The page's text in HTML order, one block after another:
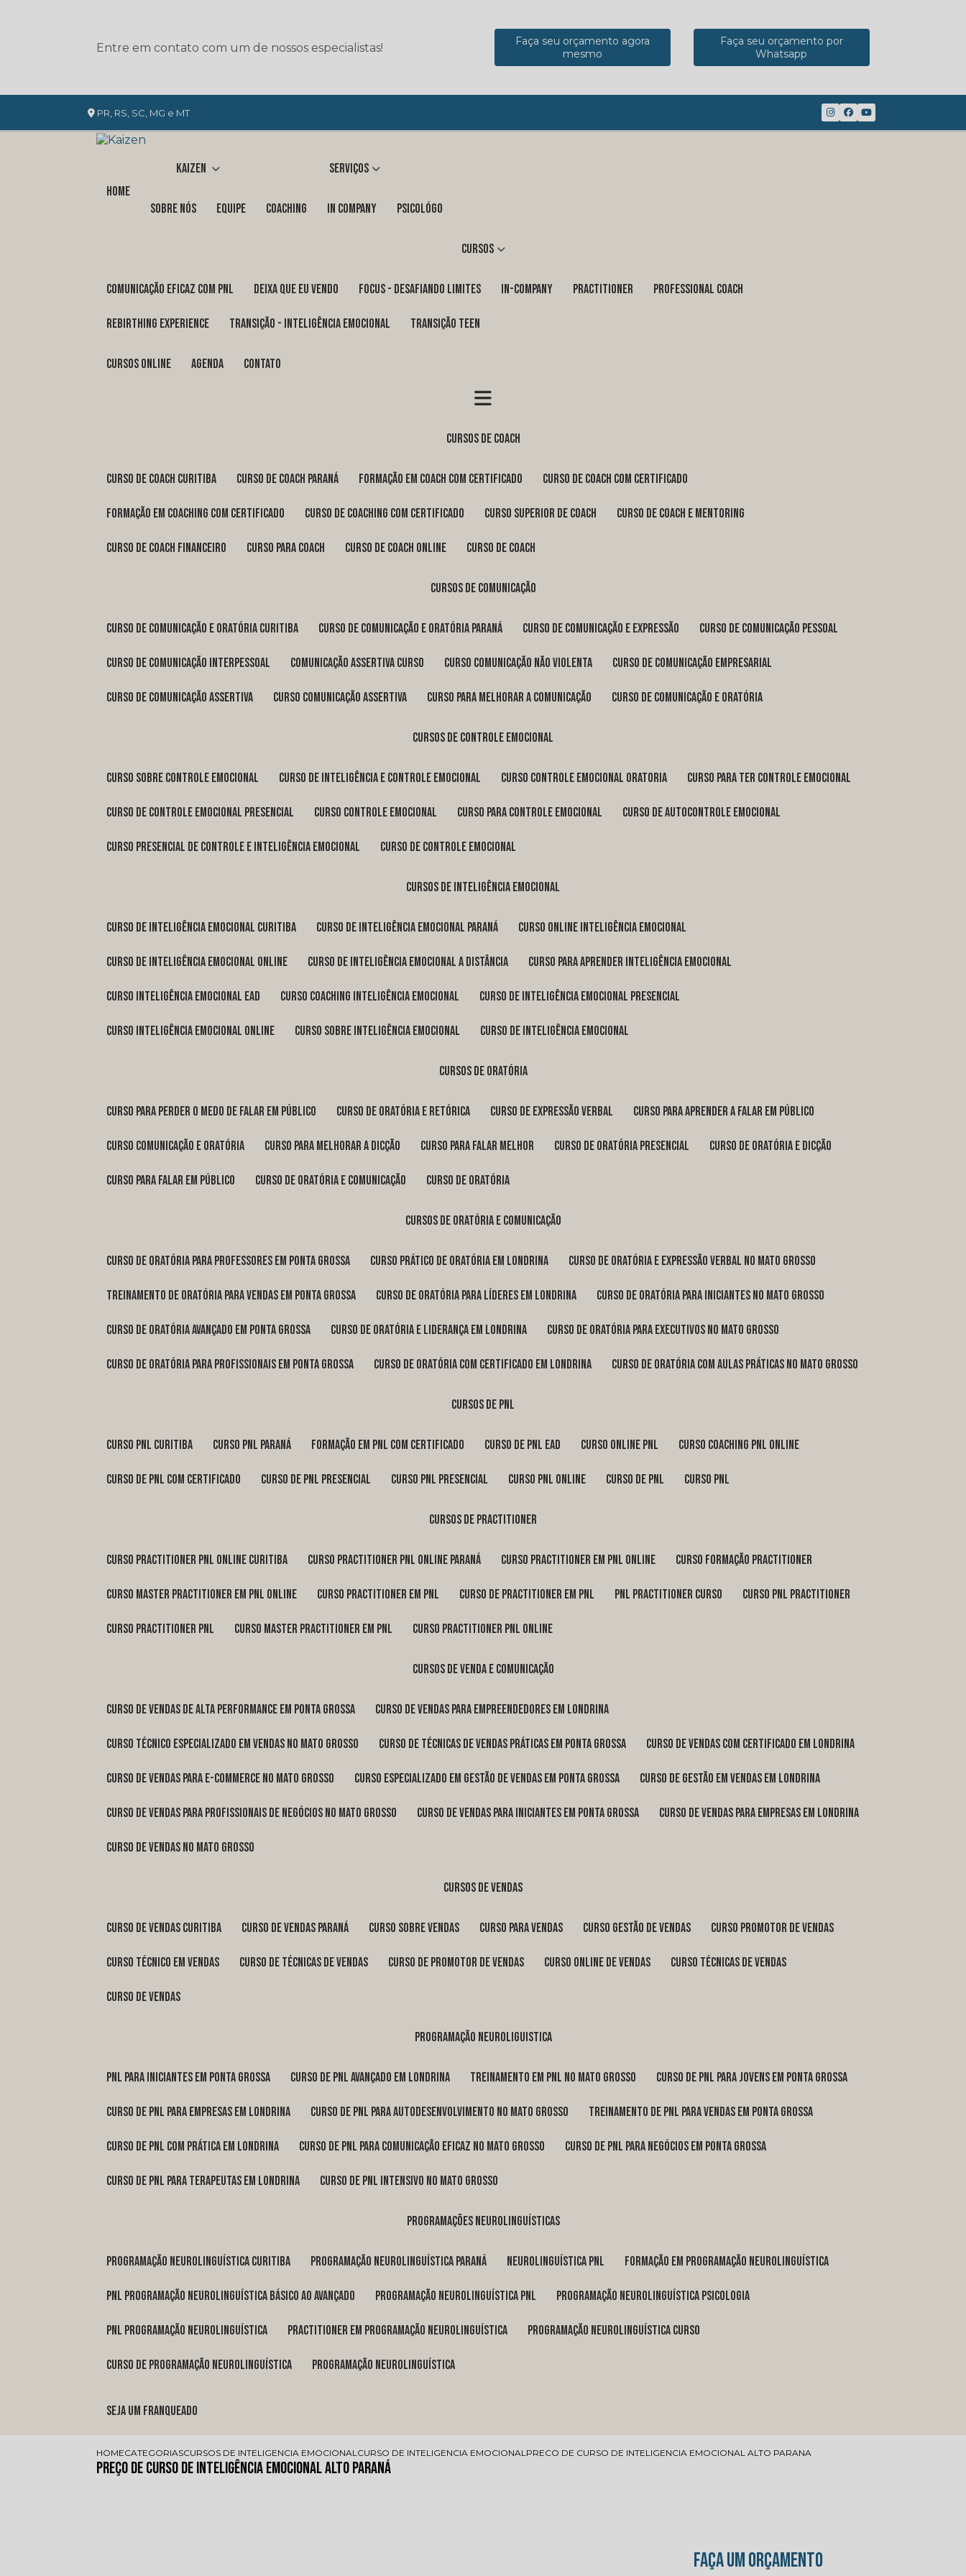
Entre em contato com um de nossos especialistas!
Faça seu orçamento agora
mesmo
Faça seu orçamento por
Whatsapp
PR, RS, SC, MG e MT
Home
Kaizen
Sobre nós Equipe
Serviços
Coaching in company Psicológo
Cursos
COMUNICAÇÃO EFICAZ COM PNL DEIXA QUE EU VENDO FOCUS - DESAFIANDO LIMITES In-Company PRACTITIONER PROFESSIONAL COACH
REBIRTHING EXPERIENCE TRANSIÇÃO - INTELIGÊNCIA EMOCIONAL TRANSIÇÃO TEEN
Cursos Online Agenda Contato
cursos de coach
curso de coach Curitiba curso de coach Paraná formação em coach com certificado curso de coach com certificado
formação em coaching com certificado curso de coaching com certificado curso superior de coach curso de coach e mentoring
curso de coach financeiro curso para coach curso de coach online curso de coach
cursos de comunicação
curso de comunicação e oratória Curitiba curso de comunicação e oratória Paraná curso de comunicação e expressão curso de comunicação pessoal
curso de comunicação interpessoal comunicação assertiva curso curso comunicação não violenta curso de comunicação empresarial
curso de comunicação assertiva curso comunicação assertiva curso para melhorar a comunicação curso de comunicação e oratória
cursos de controle emocional
curso sobre controle emocional curso de inteligência e controle emocional curso controle emocional oratoria curso para ter controle emocional
curso de controle emocional presencial curso controle emocional curso para controle emocional curso de autocontrole emocional
curso presencial de controle e inteligência emocional curso de controle emocional
cursos de inteligência emocional
curso de inteligência emocional Curitiba curso de inteligência emocional Paraná curso online inteligência emocional
curso de inteligência emocional online curso de inteligência emocional a distância curso para aprender inteligência emocional
curso inteligência emocional ead curso coaching inteligência emocional curso de inteligência emocional presencial
curso inteligência emocional online curso sobre inteligência emocional curso de inteligência emocional
cursos de oratória
curso para perder o medo de falar em público curso de oratória e retórica curso de expressão verbal curso para aprender a falar em público
curso comunicação e oratória curso para melhorar a dicção curso para falar melhor curso de oratória presencial curso de oratória e dicção
curso para falar em público curso de oratória e comunicação curso de oratória
cursos de oratória e comunicação
curso de oratória para professores em Ponta Grossa curso prático de oratória em Londrina curso de oratória e expressão verbal no Mato Grosso
treinamento de oratória para vendas em Ponta Grossa curso de oratória para líderes em Londrina curso de oratória para iniciantes no Mato Grosso
curso de oratória avançado em Ponta Grossa curso de oratória e liderança em Londrina curso de oratória para executivos no Mato Grosso
curso de oratória para profissionais em Ponta Grossa curso de oratória com certificado em Londrina curso de oratória com aulas práticas no Mato Grosso
cursos de pnl
curso pnl Curitiba curso pnl Paraná formação em pnl com certificado curso de pnl ead curso online pnl curso coaching pnl online
curso de pnl com certificado curso de pnl presencial curso pnl presencial curso pnl online curso de pnl curso pnl
cursos de practitioner
curso practitioner pnl online Curitiba curso practitioner pnl online Paraná curso practitioner em pnl online curso formação practitioner
curso master practitioner em pnl online curso practitioner em pnl curso de practitioner em pnl pnl practitioner curso curso pnl practitioner
curso practitioner pnl curso master practitioner em pnl curso practitioner pnl online
cursos de venda e comunicação
curso de vendas de alta performance em Ponta Grossa curso de vendas para empreendedores em Londrina
curso técnico especializado em vendas no Mato Grosso curso de técnicas de vendas práticas em Ponta Grossa curso de vendas com certificado em Londrina
curso de vendas para e-commerce no Mato Grosso curso especializado em gestão de vendas em Ponta Grossa curso de gestão em vendas em Londrina
curso de vendas para profissionais de negócios no Mato Grosso curso de vendas para iniciantes em Ponta Grossa curso de vendas para empresas em Londrina
curso de vendas no Mato Grosso
cursos de vendas
curso de vendas Curitiba curso de vendas Paraná curso sobre vendas curso para vendas curso gestão de vendas curso promotor de vendas
curso técnico em vendas curso de técnicas de vendas curso de promotor de vendas curso online de vendas curso técnicas de vendas
curso de vendas
programação neuroliguistica
pnl para iniciantes em Ponta Grossa curso de pnl avançado em Londrina treinamento em pnl no Mato Grosso curso de pnl para jovens em Ponta Grossa
curso de pnl para empresas em Londrina curso de pnl para autodesenvolvimento no Mato Grosso treinamento de pnl para vendas em Ponta Grossa
curso de pnl com prática em Londrina curso de pnl para comunicação eficaz no Mato Grosso curso de pnl para negócios em Ponta Grossa
curso de pnl para terapeutas em Londrina curso de pnl intensivo no Mato Grosso
programações neurolinguísticas
programação neurolinguística Curitiba programação neurolinguística Paraná neurolinguística pnl formação em programação neurolinguística
pnl programação neurolinguística básico ao avançado programação neurolinguística pnl programação neurolinguística psicologia
pnl programação neurolinguística practitioner em programação neurolinguística programação neurolinguística curso
curso de programação neurolinguística programação neurolinguística
Seja um franqueado
HOMECATEGORIASCURSOS DE INTELIGENCIA EMOCIONALCURSO DE INTELIGENCIA EMOCIONALPRECO DE CURSO DE INTELIGENCIA EMOCIONAL ALTO PARANA
Preço de Curso de Inteligência Emocional Alto Paraná
FAÇA UM ORÇAMENTO